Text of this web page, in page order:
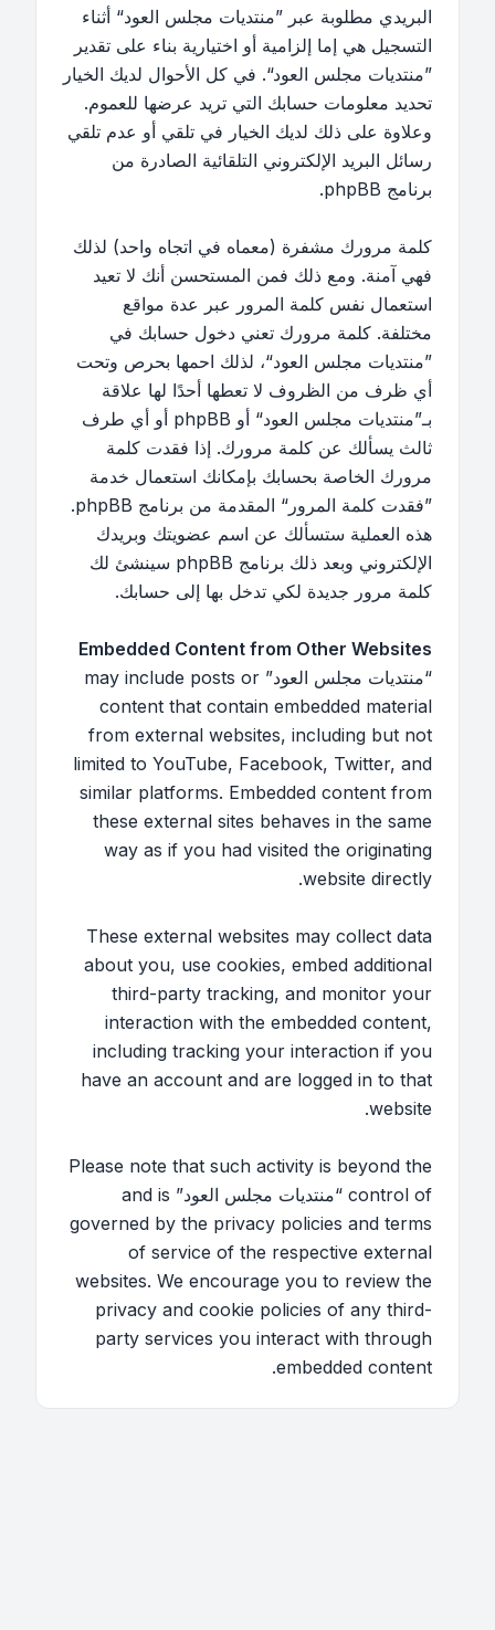
البريدي مطلوبة عبر ”منتديات مجلس العود“ أثناء
التسجيل هي إما إلزامية أو اختيارية بناء على تقدير
”منتديات مجلس العود“. في كل الأحوال لديك الخيار
تحديد معلومات حسابك التي تريد عرضها للعموم.
وعلاوة على ذلك لديك الخيار في تلقي أو عدم تلقي
رسائل البريد الإلكتروني التلقائية الصادرة من
برنامج phpBB.
كلمة مرورك مشفرة (معماه في اتجاه واحد) لذلك
فهي آمنة. ومع ذلك فمن المستحسن أنك لا تعيد
استعمال نفس كلمة المرور عبر عدة مواقع
مختلفة. كلمة مرورك تعني دخول حسابك في
”منتديات مجلس العود“، لذلك احمها بحرص وتحت
أي ظرف من الظروف لا تعطها أحدًا لها علاقة
بـ”منتديات مجلس العود“ أو phpBB أو أي طرف
ثالث يسألك عن كلمة مرورك. إذا فقدت كلمة
مرورك الخاصة بحسابك بإمكانك استعمال خدمة
”فقدت كلمة المرور“ المقدمة من برنامج phpBB.
هذه العملية ستسألك عن اسم عضويتك وبريدك
الإلكتروني وبعد ذلك برنامج phpBB سينشئ لك
كلمة مرور جديدة لكي تدخل بها إلى حسابك.
Embedded Content from Other Websites
“منتديات مجلس العود” may include posts or
content that contain embedded material
from external websites, including but not
limited to YouTube, Facebook, Twitter, and
similar platforms. Embedded content from
these external sites behaves in the same
way as if you had visited the originating
website directly.
These external websites may collect data
about you, use cookies, embed additional
third-party tracking, and monitor your
interaction with the embedded content,
including tracking your interaction if you
have an account and are logged in to that
website.
Please note that such activity is beyond the
control of “منتديات مجلس العود” and is
governed by the privacy policies and terms
of service of the respective external
websites. We encourage you to review the
privacy and cookie policies of any third-
party services you interact with through
embedded content.